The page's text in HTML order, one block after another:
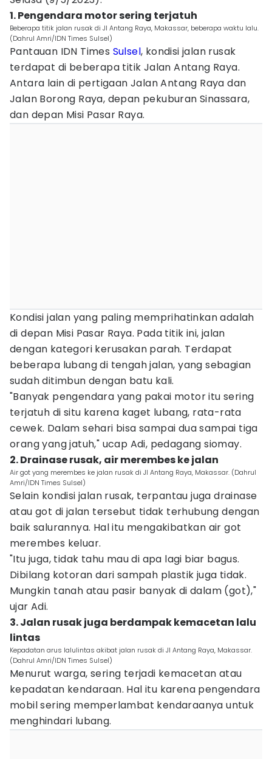
1. Pengendara motor sering terjatuh
Beberapa titik jalan rusak di Jl Antang Raya, Makassar, beberapa waktu lalu.
(Dahrul Amri/IDN Times Sulsel)
Pantauan IDN Times Sulsel, kondisi jalan rusak
terdapat di beberapa titik Jalan Antang Raya.
Antara lain di pertigaan Jalan Antang Raya dan
Jalan Borong Raya, depan pekuburan Sinassara,
dan depan Misi Pasar Raya.
Kondisi jalan yang paling memprihatinkan adalah
di depan Misi Pasar Raya. Pada titik ini, jalan
dengan kategori kerusakan parah. Terdapat
beberapa lubang di tengah jalan, yang sebagian
sudah ditimbun dengan batu kali.
"Banyak pengendara yang pakai motor itu sering
terjatuh di situ karena kaget lubang, rata-rata
cewek. Dalam sehari bisa sampai dua sampai tiga
orang yang jatuh," ucap Adi, pedagang siomay.
2. Drainase rusak, air merembes ke jalan
Air got yang merembes ke jalan rusak di Jl Antang Raya, Makassar. (Dahrul
Amri/IDN Times Sulsel)
Selain kondisi jalan rusak, terpantau juga drainase
atau got di jalan tersebut tidak terhubung dengan
baik salurannya. Hal itu mengakibatkan air got
merembes keluar.
"Itu juga, tidak tahu mau di apa lagi biar bagus.
Dibilang kotoran dari sampah plastik juga tidak.
Mungkin tanah atau pasir banyak di dalam (got),"
ujar Adi.
3. Jalan rusak juga berdampak kemacetan lalu
lintas
Kepadatan arus lalulintas akibat jalan rusak di Jl Antang Raya, Makassar.
(Dahrul Amri/IDN Times Sulsel)
Menurut warga, sering terjadi kemacetan atau
kepadatan kendaraan. Hal itu karena pengendara
mobil sering memperlambat kendaraanya untuk
menghindari lubang.